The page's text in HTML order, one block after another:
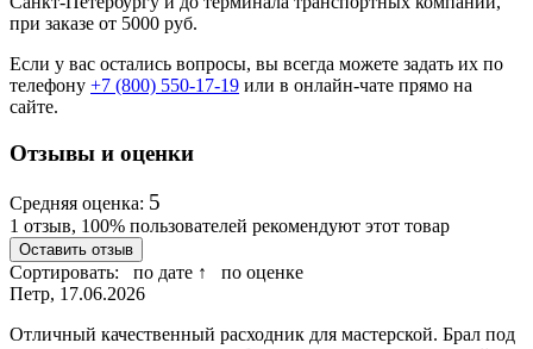
при заказе от 5000 руб.
Если у вас остались вопросы, вы всегда можете задать их по
телефону +7 (800) 550-17-19 или в онлайн-чате прямо на
сайте.
Отзывы и оценки
Средняя оценка: 5
1 отзыв, 100% пользователей рекомендуют этот товар
Оставить отзыв
Сортировать: по дате ↑
по оценке
Петр, 17.06.2026
Отличный качественный расходник для мастерской. Брал под